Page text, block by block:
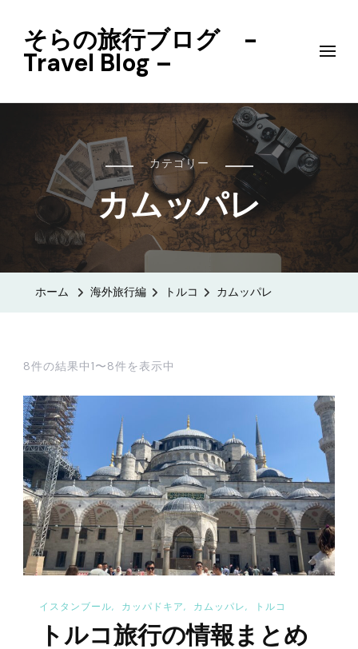
そらの旅行ブログ -
Travel Blog –
カテゴリー
カムッパレ
ホーム 海外旅行編 トルコ カムッパレ
8件の結果中1〜8件を表示中
イスタンブール カッパドキア カムッパレ トルコ
トルコ旅行の情報まとめ